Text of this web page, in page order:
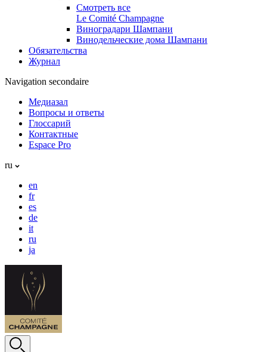
Смотреть все
Le Comité Champagne
Виноградари Шампани
Винодельческие дома Шампани
Обязательства
Журнал
Navigation secondaire
Медиазал
Вопросы и ответы
Глоссарий
Контактные
Espace Pro
ru
en
fr
es
de
it
ru
ja